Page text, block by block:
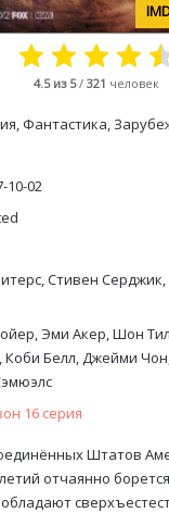
4.5из 5/ 321 человек
Фантастика,
10-02
Стивен
Эми Акер, Шон
Коби Белл, Джейми
16 серия
Штатов
отчаянно